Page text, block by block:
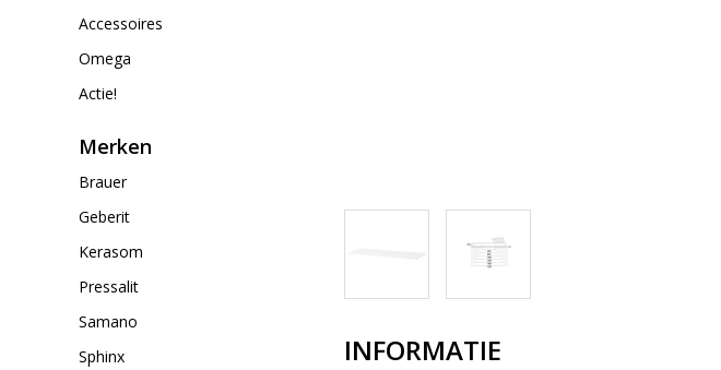
Accessoires
Omega
Actie!
Merken
Brauer
Geberit
Kerasom
Pressalit
Samano
Sphinx
INFORMATIE